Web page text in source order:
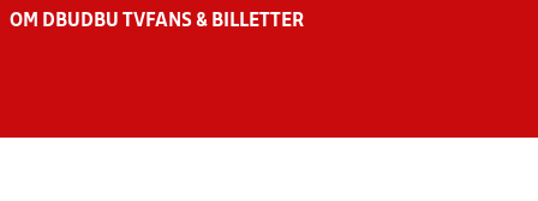
OM DBU DBU TV FANS & BILLETTER